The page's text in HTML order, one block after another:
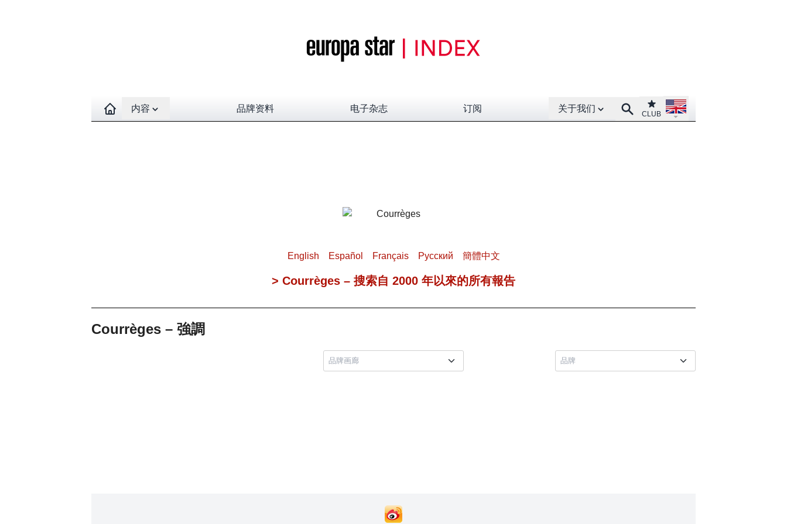
Open contents menu
内容 品牌资料 电子杂志 订阅
Open About menu
关于我们 SearchClub
CLUB
Open language menu
English Español Français Pусский 簡體中文
> Courrèges – 搜索自 2000 年以來的所有報告
Courrèges – 強調